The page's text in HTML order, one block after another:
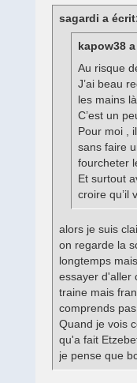
sagardi a
kapow38
Au risque
J’ai beau
les mains
C’est un
Pour moi ,
sans faire
fourcheter
Et surtout
croire qu’il
alors je suis
on regarde la
longtemps
essayer d'aller
traine mais
comprends
Quand je vois
qu'a fait
je pense que